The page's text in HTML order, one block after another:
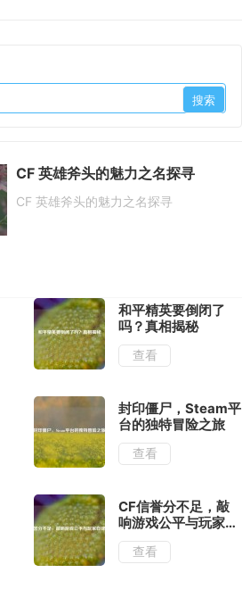
CF 英雄斧头的魅力之名探寻
CF 英雄斧头的魅力之名探寻
和平精英要倒闭了
吗？真相揭秘
查看
封印僵尸，Steam平
台的独特冒险之旅
查看
CF信誉分不足，敲
响游戏公平与玩家自
律警钟
查看